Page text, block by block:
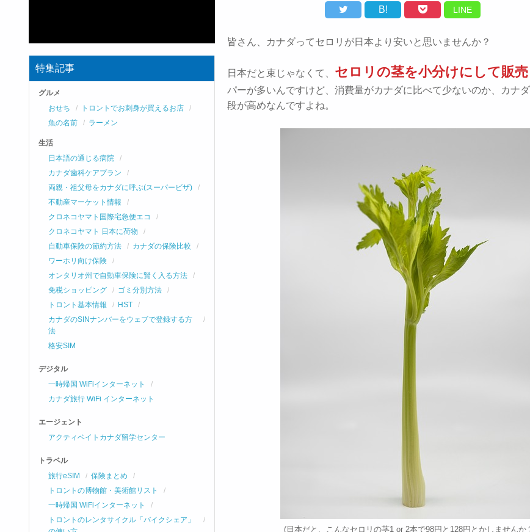
B! LINE
皆さん、カナダってセロリが日本より安いと思いませんか？
日本だと束じゃなくて、 セロリの茎を小分けにして販売
パーが多いんですけど、消費量がカナダに比べて少ないのか、カナ
段が高めなんですよね。
(日本だと、こんなセロリの茎1 or 2本で98円と128円とかしませんか
特集記事
グルメ
おせち
トロントでお刺身が買えるお店
魚の名前
ラーメン
生活
日本語の通じる病院
カナダ歯科ケアプラン
両親・祖父母をカナダに呼ぶ(スーパービザ)
不動産マーケット情報
クロネコヤマト国際宅急便エコ
クロネコヤマト 日本に荷物
自動車保険の節約方法
カナダの保険比較
ワーホリ向け保険
オンタリオ州で自動車保険に賢く入る方法
免税ショッピング
ゴミ分別方法
トロント基本情報
HST
カナダのSINナンバーをウェブで登録する方
法
格安SIM
デジタル
一時帰国 WiFiインターネット
カナダ旅行 WiFi インターネット
エージェント
アクティベイトカナダ留学センター
トラベル
旅行eSIM
保険まとめ
トロントの博物館・美術館リスト
一時帰国 WiFiインターネット
トロントのレンタサイクル「バイクシェア」